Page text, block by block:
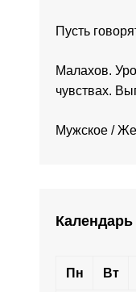
Пусть
Малахов.
чувствах.
Мужское /
Календарь
Пн Вт